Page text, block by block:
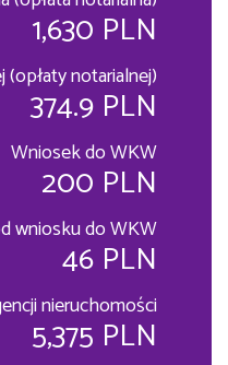
1,630 PLN
notarialnej)
374.9 PLN
Wniosek do WKW
200 PLN
wniosku do WKW
46 PLN
nieruchomości
5,375 PLN